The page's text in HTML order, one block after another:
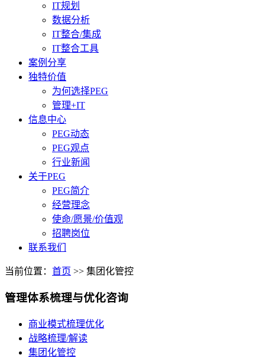
IT规划
数据分析
IT整合/集成
IT整合工具
案例分享
独特价值
为何选择PEG
管理+IT
信息中心
PEG动态
PEG观点
行业新闻
关于PEG
PEG简介
经营理念
使命/愿景/价值观
招聘岗位
联系我们
当前位置： 首页 >> 集团化管控
管理体系梳理与优化咨询
商业模式梳理优化
战略梳理/解读
集团化管控